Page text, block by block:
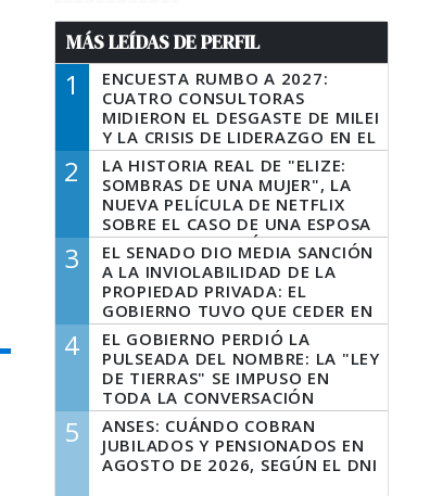
MÁS LEÍDAS DE PERFIL
1
ENCUESTA RUMBO A 2027:
CUATRO CONSULTORAS
MIDIERON EL DESGASTE DE MILEI
Y LA CRISIS DE LIDERAZGO EN EL
PERONISMO
2
LA HISTORIA REAL DE "ELIZE:
SOMBRAS DE UNA MUJER", LA
NUEVA PELÍCULA DE NETFLIX
SOBRE EL CASO DE UNA ESPOSA
QUE DESCUARTIZÓ A SU
MARIDO
3
EL SENADO DIO MEDIA SANCIÓN
A LA INVIOLABILIDAD DE LA
PROPIEDAD PRIVADA: EL
GOBIERNO TUVO QUE CEDER EN
LA LEY DEL MANEJO DEL FUEGO
4
EL GOBIERNO PERDIÓ LA
PULSEADA DEL NOMBRE: LA "LEY
DE TIERRAS" SE IMPUSO EN
TODA LA CONVERSACIÓN
DIGITAL
5
ANSES: CUÁNDO COBRAN
JUBILADOS Y PENSIONADOS EN
AGOSTO DE 2026, SEGÚN EL DNI